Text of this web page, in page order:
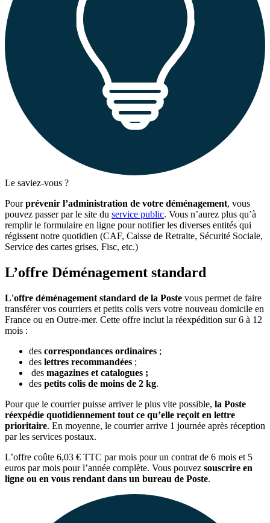
Le saviez-vous ?
Pourprévenir l’administration de votre déménagement, vous
pouvez passer par le site du service public. Vous n’aurez plus qu’à
remplir le formulaire en ligne pour notifier les diverses entités qui
régissent notre quotidien (CAF, Caisse de Retraite, Sécurité Sociale,
Service des cartes grises, Fisc, etc.)
L’offre Déménagement standard
L'offre déménagement standard de la Poste vous permet de faire
transférer vos courriers et petits colis vers votre nouveau domicile en
France ou en Outre-mer. Cette offre inclut la réexpédition sur 6 à 12
mois :
des correspondances ordinaires ;
des lettres recommandées ;
des magazines et catalogues ;
des petits colis de moins de 2 kg.
Pour que le courrier puisse arriver le plus vite possible, la Poste
réexpédie quotidiennement tout ce qu’elle reçoit en lettre
prioritaire. En moyenne, le courrier arrive 1 journée après réception
par les services postaux.
L’offre coûte 6,03 € TTC par mois pour un contrat de 6 mois et 5
euros par mois pour l’année complète. Vous pouvez souscrire en
ligne ou en vous rendant dans un bureau de Poste.